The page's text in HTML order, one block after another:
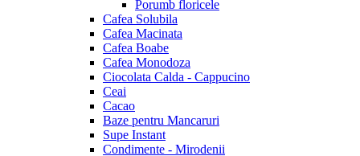
Porumb floricele
Cafea Solubila
Cafea Macinata
Cafea Boabe
Cafea Monodoza
Ciocolata Calda - Cappucino
Ceai
Cacao
Baze pentru Mancaruri
Supe Instant
Condimente - Mirodenii